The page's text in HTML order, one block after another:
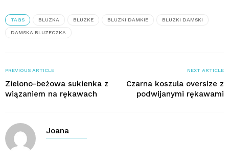
TAGS BLUZKA BLUZKE BLUZKI DAMKIE BLUZKI DAMSKI
DAMSKA BLUZECZKA
PREVIOUS ARTICLE
Zielono-beżowa sukienka z
wiązaniem na rękawach
NEXT ARTICLE
Czarna koszula oversize z
podwijanymi rękawami
Joana